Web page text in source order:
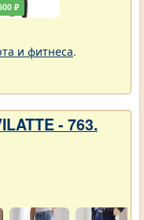
₽
и фитнеса.
- 763.